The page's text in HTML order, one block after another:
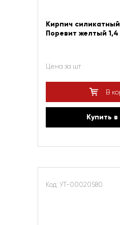
Кирпич
Поревит желтый
Цена за шт
В
Купить в
Код: УТ-00020580